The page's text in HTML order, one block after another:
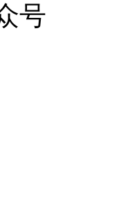
号